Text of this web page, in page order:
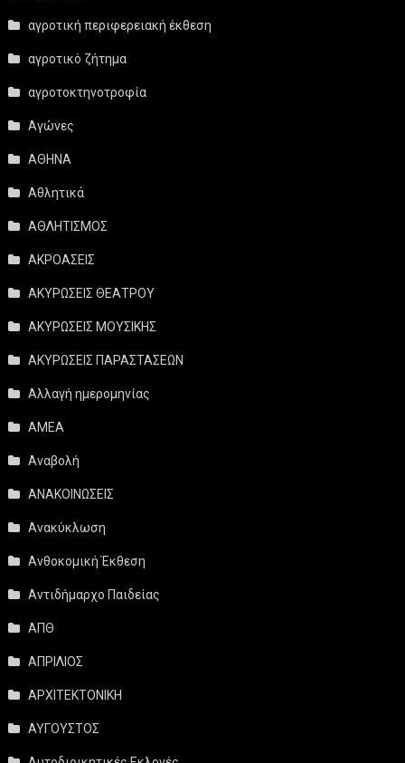
αγροτική περιφερειακή έκθεση
αγροτικό ζήτημα
αγροτοκτηνοτροφία
Αγώνες
ΑΘΗΝΑ
Αθλητικά
ΑΘΛΗΤΙΣΜΟΣ
ΑΚΡΟΑΣΕΙΣ
ΑΚΥΡΩΣΕΙΣ ΘΕΑΤΡΟΥ
ΑΚΥΡΩΣΕΙΣ ΜΟΥΣΙΚΗΣ
ΑΚΥΡΩΣΕΙΣ ΠΑΡΑΣΤΑΣΕΩΝ
Αλλαγή ημερομηνίας
ΑΜΕΑ
Αναβολή
ΑΝΑΚΟΙΝΩΣΕΙΣ
Ανακύκλωση
Ανθοκομική Έκθεση
Αντιδήμαρχο Παιδείας
ΑΠΘ
ΑΠΡΙΛΙΟΣ
ΑΡΧΙΤΕΚΤΟΝΙΚΗ
ΑΥΓΟΥΣΤΟΣ